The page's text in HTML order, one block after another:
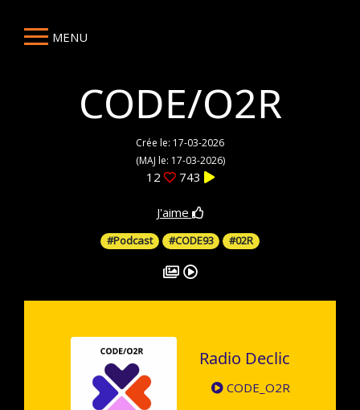
MENU
CODE/O2R
Crée le: 17-03-2026
(MAJ le: 17-03-2026)
12 743
J'aime
#Podcast #CODE93 #02R
Radio Declic
CODE_O2R